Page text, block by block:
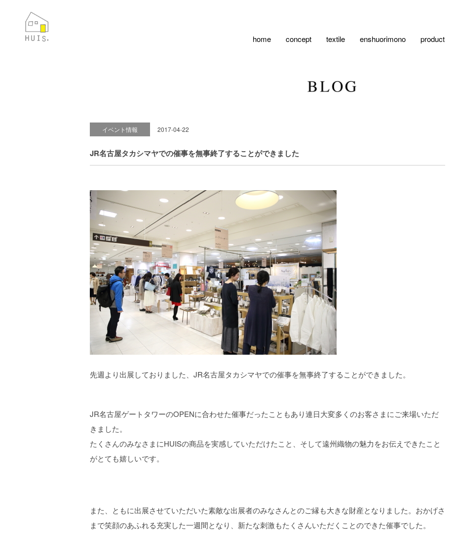
home concept textile enshuorimono product
イベント情報 2017-04-22
JR名古屋タカシマヤでの催事を無事終了することができました
先週より出展しておりました、JR名古屋タカシマヤでの催事を無事終了することができました。
JR名古屋ゲートタワーのOPENに合わせた催事だったこともあり連日大変多くのお客さまにご来場いただ
きました。
たくさんのみなさまにHUISの商品を実感していただけたこと、そして遠州織物の魅力をお伝えできたこと
がとても嬉しいです。
また、ともに出展させていただいた素敵な出展者のみなさんとのご縁も大きな財産となりました。おかげさ
まで笑顔のあふれる充実した一週間となり、新たな刺激もたくさんいただくことのできた催事でした。